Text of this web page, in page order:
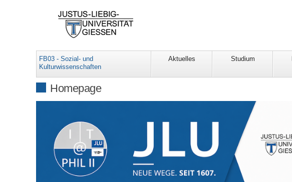
FB03 - Sozial- und
Kulturwissenschaften
Aktuelles Studium
Homepage